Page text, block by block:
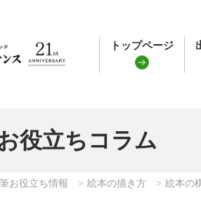
トップページ
役立ちコラム
お役立ち情報 絵本の描き方 絵本の